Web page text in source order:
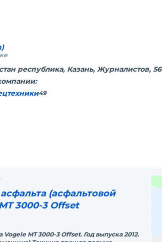
республика, Казань, Журналистов, 56
49
(асфальтовой
3000-3 Offset
Vogele MT 3000-3 Offset. Год выпуска 2012.